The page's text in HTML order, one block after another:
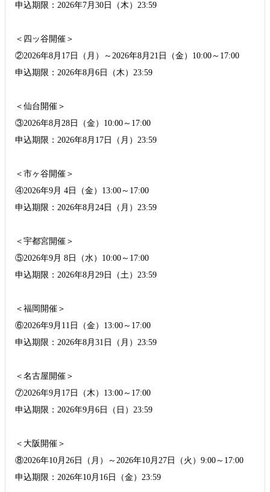
申込期限：2026年7月30日（木）23:59
＜四ッ谷開催＞
②2026年8月17日（月）～2026年8月21日（金）10:00～17:00
申込期限：2026年8月6日（木）23:59
＜仙台開催＞
③2026年8月28日（金）10:00～17:00
申込期限：2026年8月17日（月）23:59
＜市ヶ谷開催＞
④2026年9月 4日（金）13:00～17:00
申込期限：2026年8月24日（月）23:59
＜宇都宮開催＞
⑤2026年9月 8日（水）10:00～17:00
申込期限：2026年8月29日（土）23:59
＜福岡開催＞
⑥2026年9月11日（金）13:00～17:00
申込期限：2026年8月31日（月）23:59
＜名古屋開催＞
⑦2026年9月17日（木）13:00～17:00
申込期限：2026年9月6日（日）23:59
＜大阪開催＞
⑧2026年10月26日（月）～2026年10月27日（火）9:00～17:00
申込期限：2026年10月16日（金）23:59